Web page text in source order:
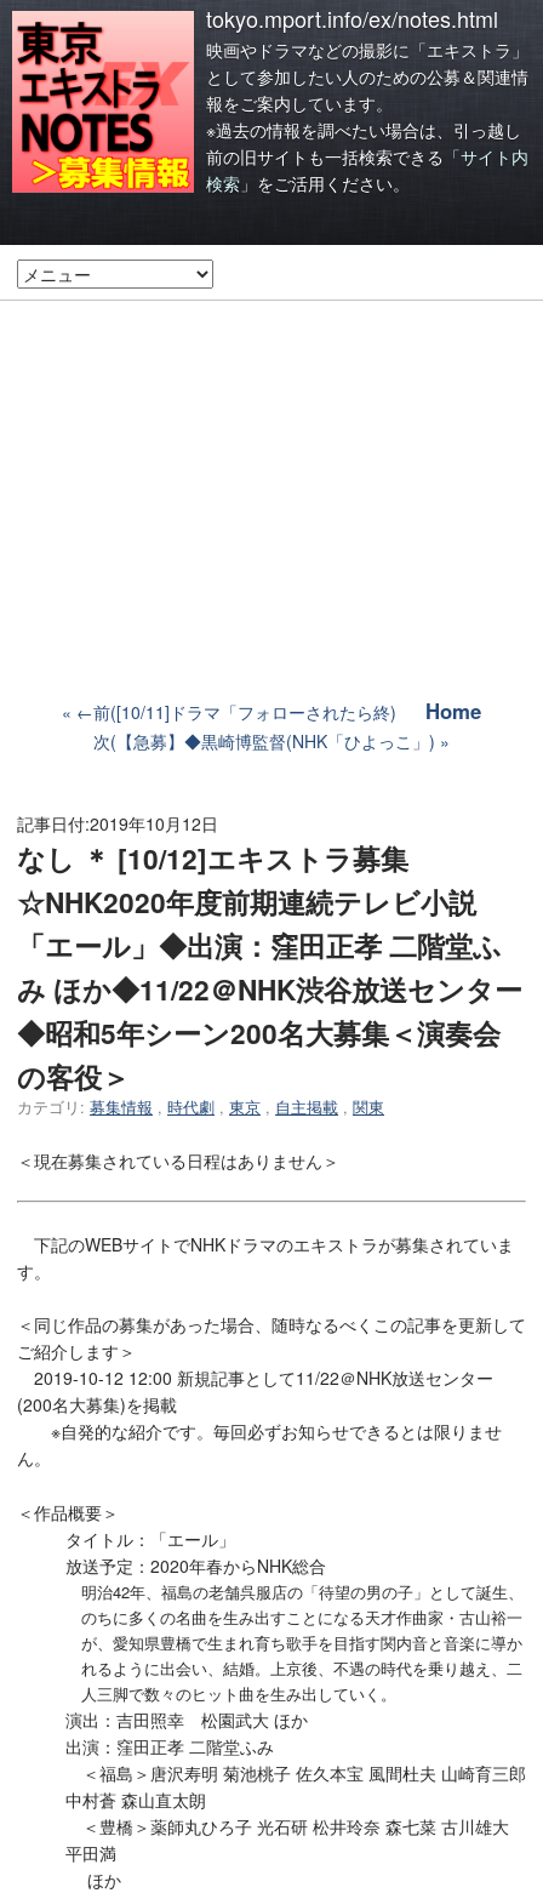
tokyo.mport.info/ex/notes.html
映画やドラマなどの撮影に「エキストラ」
として参加したい人のための公募＆関連情
報をご案内しています。
※過去の情報を調べたい場合は、引っ越し
前の旧サイトも一括検索できる 「サイト内
検索」 をご活用ください。
←前([10/11]ドラマ「フォローされたら終) Home
次(【急募】◆黒崎博監督(NHK「ひよっこ」)
記事日付:2019年10月12日
なし ＊ [10/12]エキストラ募集
☆NHK2020年度前期連続テレビ小説
「エール」◆出演：窪田正孝 二階堂ふ
み ほか◆11/22＠NHK渋谷放送センター
◆昭和5年シーン200名大募集＜演奏会
の客役＞
カテゴリ: 募集情報 , 時代劇 , 東京 , 自主掲載 , 関東
＜現在募集されている日程はありません＞
下記のWEBサイトでNHKドラマのエキストラが募集されていま
す。
＜同じ作品の募集があった場合、随時なるべくこの記事を更新して
ご紹介します＞
2019-10-12 12:00 新規記事として11/22＠NHK放送センター
(200名大募集)を掲載
※自発的な紹介です。毎回必ずお知らせできるとは限りませ
ん。
＜作品概要＞
タイトル：「エール」
放送予定：2020年春からNHK総合
明治42年、福島の老舗呉服店の「待望の男の子」として誕生、
のちに多くの名曲を生み出すことになる天才作曲家・古山裕一
が、愛知県豊橋で生まれ育ち歌手を目指す関内音と音楽に導か
れるように出会い、結婚。上京後、不遇の時代を乗り越え、二
人三脚で数々のヒット曲を生み出していく。
演出：吉田照幸 松園武大 ほか
出演：窪田正孝 二階堂ふみ
＜福島＞唐沢寿明 菊池桃子 佐久本宝 風間杜夫 山崎育三郎
中村蒼 森山直太朗
＜豊橋＞薬師丸ひろ子 光石研 松井玲奈 森七菜 古川雄大
平田満
ほか